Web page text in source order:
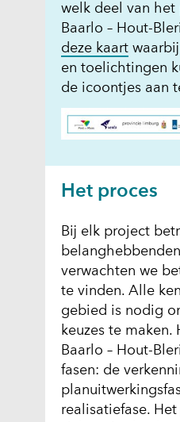
welk deel van
Baarlo – Hout-
deze kaart(
o
p
e
n
i
n
i
e
u
w
v
e
n
s
t
e
waarbij
en toelichtingen
de icoontjes aan
Het proces
Bij elk project
verwachten we
te vinden. Alle
gebied is nodig
keuzes te maken.
Baarlo – Hout-
fasen: de
realisatiefase.